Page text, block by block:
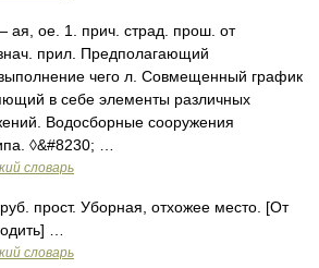
ая, ое. 1. прич. страд. прош. от
прил. Предполагающий
чего л. Совмещенный график
в себе элементы различных
Водосборные сооружения
◊&#8230; …
словарь
прост. Уборная, отхожее место. [От
…
словарь